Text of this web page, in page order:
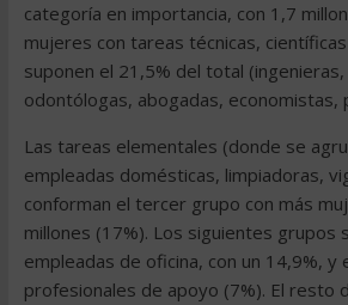
categoría en importancia, con 1,7
mujeres con tareas técnicas,
suponen el 21,5% del total (ingenieras,
odontólogas, abogadas,
Las tareas elementales (donde se
empleadas domésticas, limpiadoras,
conforman el tercer grupo con más
millones (17%). Los siguientes grupos
empleadas de oficina, con un 14,9%, y
profesionales de apoyo (7%). El resto